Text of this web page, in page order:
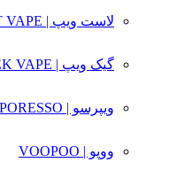
لاست ویپ | LOST VAPE
گیک ویپ | GEEK VAPE
ویپرسو | VAPORESSO
ووپو | VOOPOO